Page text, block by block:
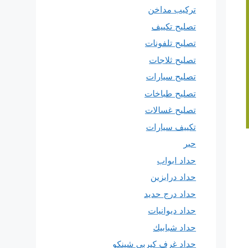
تركيب مداخن
تصليح تكييف
تصليح تلفونات
تصليح ثلاجات
تصليح سيارات
تصليح طباخات
تصليح غسالات
تكييف سيارات
حبر
حداد ابواب
حداد درابزين
حداد درج حديد
حداد ديوانيات
حداد شبابيك
حداد غرف كيربي شينكو